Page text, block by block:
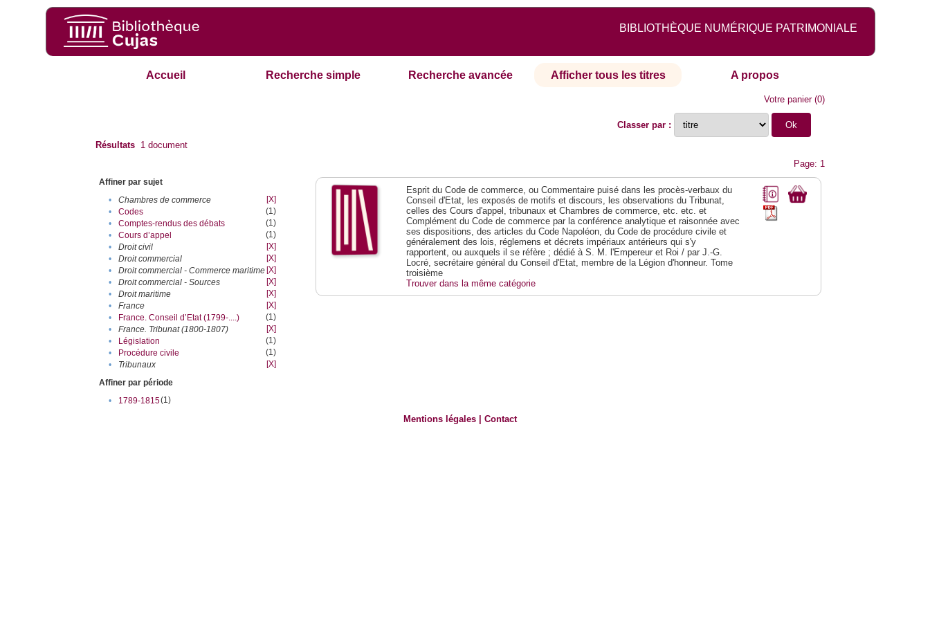
BIBLIOTHÈQUE NUMÉRIQUE PATRIMONIALE
Accueil Recherche simple Recherche avancée Afficher tous les titres A propos
Votre panier(0)
Classer par :
Résultats 1 document
Page: 1
Affiner par sujet
•
Chambres de commerce
[X]
•
Codes
(1)
•
Comptes-rendus des débats
(1)
•
Cours d’appel
(1)
•
Droit civil
[X]
•
Droit commercial
[X]
•
Droit commercial - Commerce maritime [X]
•
Droit commercial - Sources
[X]
•
Droit maritime
[X]
•
France
[X]
•
France. Conseil d’Etat (1799-....)
(1)
•
France. Tribunat (1800-1807)
[X]
•
Législation
(1)
•
Procédure civile
(1)
•
Tribunaux
[X]
Affiner par période
•
1789-1815(1)
Esprit du Code de commerce, ou Commentaire puisé dans les procès-verbaux du
Conseil d'Etat, les exposés de motifs et discours, les observations du Tribunat,
celles des Cours d'appel, tribunaux et Chambres de commerce, etc. etc. et
Complément du Code de commerce par la conférence analytique et raisonnée avec
ses dispositions, des articles du Code Napoléon, du Code de procédure civile et
généralement des lois, réglemens et décrets impériaux antérieurs qui s'y
rapportent, ou auxquels il se réfère ; dédié à S. M. l'Empereur et Roi / par J.-G.
Locré, secrétaire général du Conseil d'Etat, membre de la Légion d'honneur. Tome
troisième
Trouver dans la même catégorie
Mentions légales |Contact